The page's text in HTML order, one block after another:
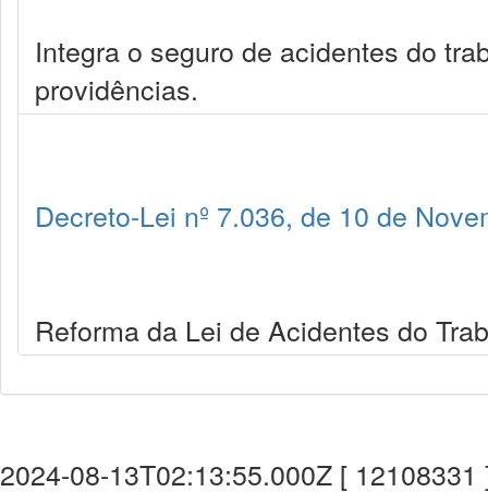
Integra o seguro de acidentes do
providências.
Decreto-Lei nº 7.036, de 10 de
Reforma da Lei de Acidentes do
2024-08-13T02:13:55.000Z [ 12108331